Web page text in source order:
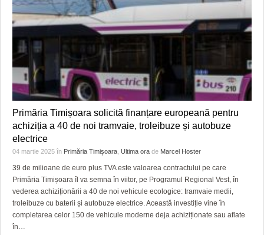
Primăria Timișoara solicită finanțare europeană pentru
achiziția a 40 de noi tramvaie, troleibuze și autobuze
electrice
04 martie 2025 în Primăria Timişoara Ultima ora de Marcel Hoster
39 de milioane de euro plus TVA este valoarea contractului pe care
Primăria Timișoara îl va semna în viitor, pe Programul Regional Vest, în
vederea achiziționării a 40 de noi vehicule ecologice: tramvaie medii,
troleibuze cu baterii și autobuze electrice. Această investiție vine în
completarea celor 150 de vehicule moderne deja achiziționate sau aflate
în